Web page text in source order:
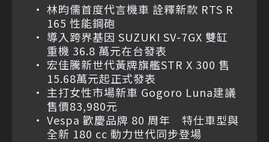
林昀儒首度代言機車 詮釋新款 RTS R
165 性能鋼砲
導入跨界基因 SUZUKI SV-7GX 雙缸
重機 36.8 萬元在台發表
宏佳騰新世代黃牌旗艦STR X 300 售
15.68萬元起正式發表
主打女性市場新車 Gogoro Luna建議
售價83,980元
Vespa 歡慶品牌 80 周年 特仕車型與
全新 180 cc 動力世代同步登場